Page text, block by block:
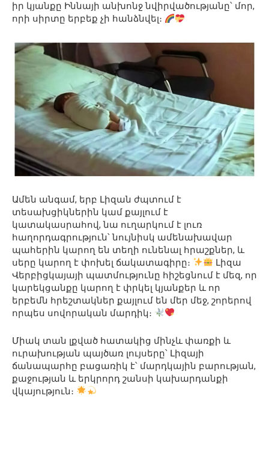
իր կյանքը Իննայի անխոնջ նվիրվածությանը՝ մոր,
որի սիրտը երբեք չի հանձնվել։
Ամեն անգամ, երբ Լիզան ժպտում է
տեսախցիկներին կամ քայլում է
կատակասրահով, նա ուղարկում է լուռ
հաղորդագրություն՝ նույնիսկ ամենախավար
պահերին կարող են տեղի ունենալ հրաշքներ, և
սերը կարող է փոխել ճակատագիրը։
Լիզա
Վերբիցկայայի պատմությունը հիշեցնում է մեզ, որ
կարեկցանքը կարող է փրկել կյանքեր և որ
երբեմն հրեշտակներ քայլում են մեր մեջ, շորերով
որպես սովորական մարդիկ։
Միակ տան լքված հատակից մինչև փառքի և
ուրախության պայծառ լույսերը՝ Լիզայի
ճանապարհը բացառիկ է՝ մարդկային բարության,
քաջության և երկրորդ շանսի կախարդանքի
վկայություն։